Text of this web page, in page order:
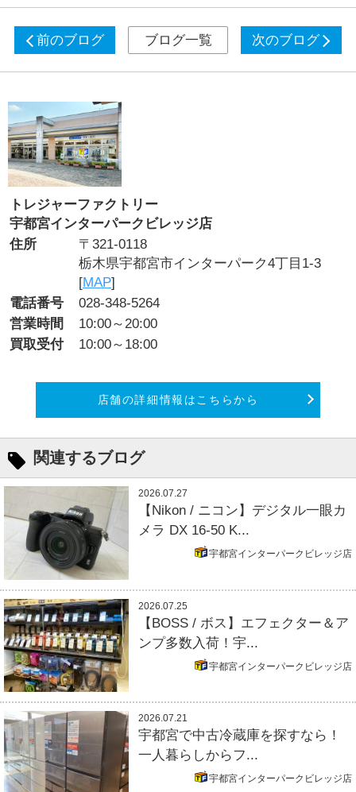
前のブログ ブログ一覧 次のブログ
トレジャーファクトリー
宇都宮インターパークビレッジ店
住所
〒321-0118
栃木県宇都宮市インターパーク4丁目1-3
[MAP]
電話番号
028-348-5264
営業時間
10:00～20:00
買取受付
10:00～18:00
店舗の詳細情報はこちらから
関連するブログ
2026.07.27
【Nikon / ニコン】デジタル一眼カ
メラ DX 16-50 K...
宇都宮インターパークビレッジ店
2026.07.25
【BOSS / ボス】エフェクター＆ア
ンプ多数入荷！宇...
宇都宮インターパークビレッジ店
2026.07.21
宇都宮で中古冷蔵庫を探すなら！
一人暮らしからフ...
宇都宮インターパークビレッジ店